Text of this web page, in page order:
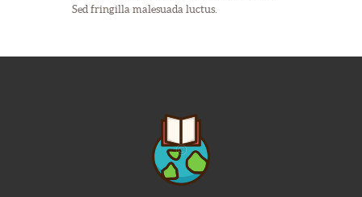
Sed fringilla malesuada luctus.